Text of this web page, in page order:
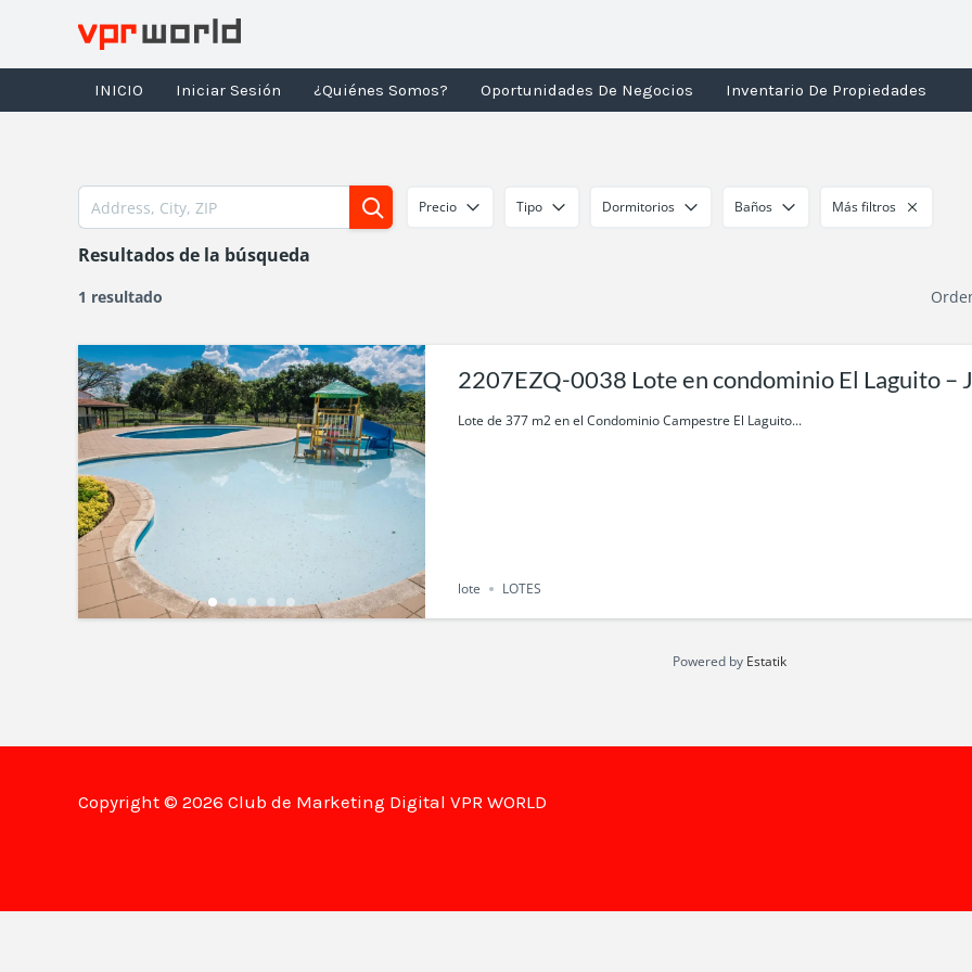
INICIO Iniciar Sesión ¿Quiénes Somos? Oportunidades De Negocios Inventario De Propiedades
Precio Tipo Dormitorios Baños Más filtros
Resultados de la búsqueda
1 resultado
2207EZQ-0038 Lote en condominio El Laguito –
Lote de 377 m2 en el Condominio Campestre El Laguito...
lote LOTES
Powered by Estatik
Copyright © 2026 Club de Marketing Digital VPR WORLD